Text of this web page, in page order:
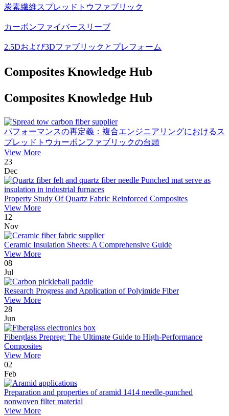
炭素繊維スプレッドトウファブリック
カーボンファイバースリーブ
2.5Dおよび3Dファブリックとプレフォーム
Composites Knowledge Hub
Composites Knowledge Hub
パフォーマンスの再定義：複合エンジニアリングにおけるス
プレッドトウカーボンファブリックの台頭
View More
23
Dec
Property Study Of Quartz Fabric Reinforced Composites
View More
12
Nov
Ceramic Insulation Sheets: A Comprehensive Guide
View More
08
Jul
Research Progress and Application of Polyimide Fiber
View More
28
Jun
Fiberglass Prepreg: The Ultimate Guide to High-Performance
Composites
View More
02
Feb
Preparation and properties of aramid 1414 needle-punched
nonwoven filter material
View More